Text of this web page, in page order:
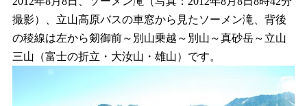
撮影）、立山高原バスの車窓から見たソーメン滝、背後
の稜線は左から剱御前～別山乗越～別山～真砂岳～立山
三山（富士の折立・大汝山・雄山）です。